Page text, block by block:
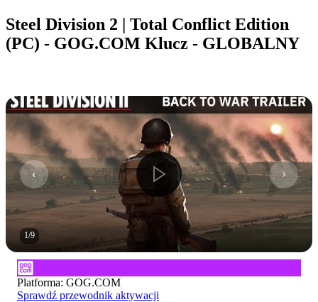
Steel Division 2 | Total Conflict Edition
(PC) - GOG.COM Klucz - GLOBALNY
1/9
Platforma: GOG.COM
Sprawdź przewodnik aktywacji